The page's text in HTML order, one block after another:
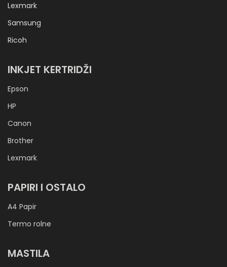
Lexmark
Samsung
Ricoh
INKJET KERTRIDŽI
Epson
HP
Canon
Brother
Lexmark
PAPIRI I OSTALO
A4 Papir
Termo rolne
MASTILA